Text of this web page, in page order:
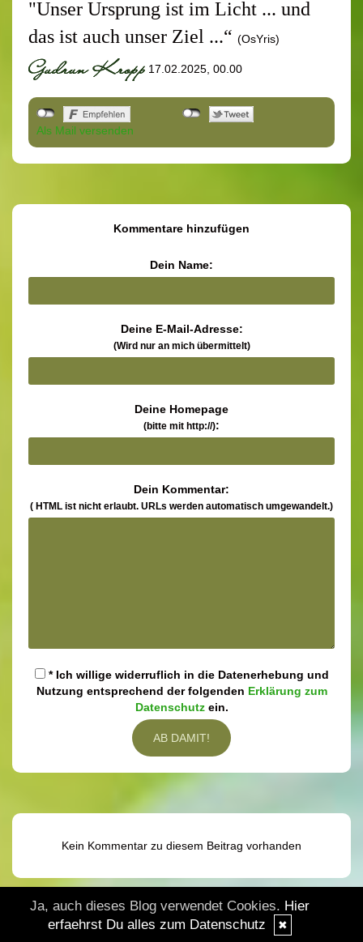
"Unser Ursprung ist im Licht ... und
das ist auch unser Ziel ...“ (OsYris)
17.02.2025, 00.00
Als Mail versenden
Kommentare hinzufügen
Dein Name:
Deine E-Mail-Adresse:
(Wird nur an mich übermittelt)
Deine Homepage
(bitte mit http://):
Dein Kommentar:
( HTML ist nicht erlaubt. URLs werden automatisch umgewandelt.)
* Ich willige widerruflich in die Datenerhebung und
Nutzung entsprechend der folgenden Erklärung zum
Datenschutzein.
Kein Kommentar zu diesem Beitrag vorhanden
Ja, auch dieses Blog verwendet Cookies. Hier
erfaehrst Du alles zum Datenschutz
✖